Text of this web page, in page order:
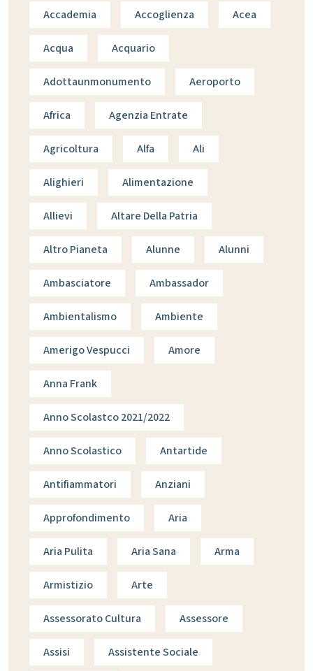
Accademia Accoglienza Acea
Acqua Acquario
Adottaunmonumento Aeroporto
Africa Agenzia Entrate
Agricoltura Alfa Ali
Alighieri Alimentazione
Allievi Altare Della Patria
Altro Pianeta Alunne Alunni
Ambasciatore Ambassador
Ambientalismo Ambiente
Amerigo Vespucci Amore
Anna Frank
Anno Scolastco 2021/2022
Anno Scolastico Antartide
Antifiammatori Anziani
Approfondimento Aria
Aria Pulita Aria Sana Arma
Armistizio Arte
Assessorato Cultura Assessore
Assisi Assistente Sociale